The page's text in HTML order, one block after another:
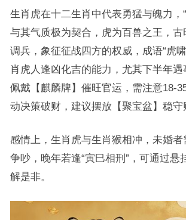
生肖虎在十二生肖中代表勇猛与魄力，
与其气质极为契合，虎为百兽之王，
调兵，象征征战四方的权威，成语“虎
肖虎人逢凶化吉的能力，尤其下半年
佩戴【麒麟牌】催旺官运，需注意18-
动决策破财，建议摆放【聚宝盆】稳守
感情上，生肖虎与生肖猴相冲，未婚
争吵，晚年若逢“寅巳相刑”，可通过悬
解是非。